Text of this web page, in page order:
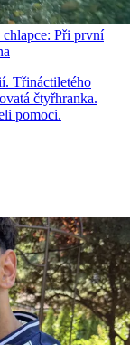
chlapce: Při první
Třináctiletého
čtyřhranka.
pomoci.